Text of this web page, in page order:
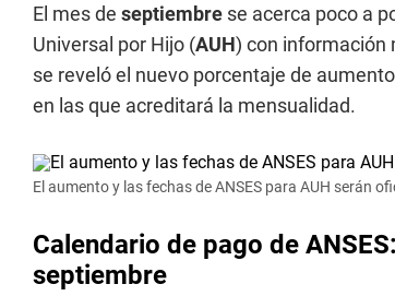
El mes de septiembre se acerca poco a
Universal por Hijo (AUH) con información
se reveló el nuevo porcentaje de
en las que acreditará la mensualidad.
El aumento y las fechas de ANSES para AUH serán
Calendario de pago de
septiembre